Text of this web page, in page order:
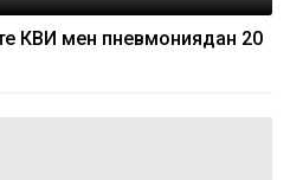
КВИ мен пневмониядан 20